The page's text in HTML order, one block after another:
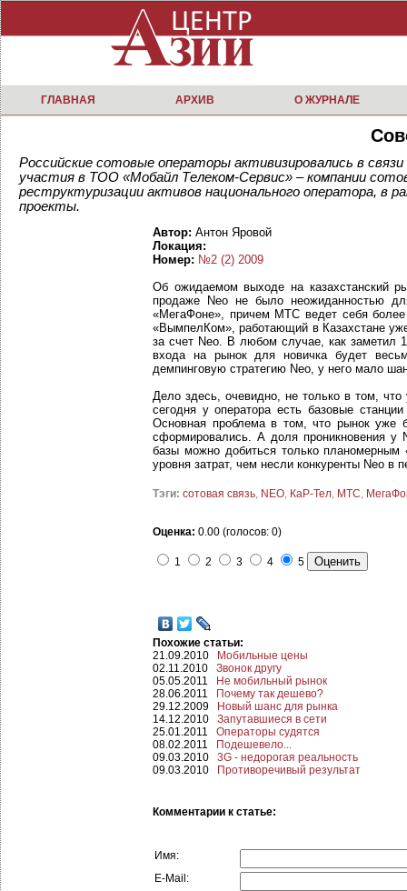
ГЛАВНАЯ АРХИВ О ЖУРНАЛЕ
Российские сотовые операторы активизировались в
участия в ТОО «Мобайл Телеком-Сервис» – компании
реструктуризации активов национального оператора, в
проекты.
Автор: Антон Яровой
Локация:
Номер: №2 (2) 2009
Об ожидаемом выходе на казахстанский
продаже Neo не было неожиданностью
«МегаФоне», причем МТС ведет себя более
«ВымпелКом», работающий в Казахстане
за счет Neo. В любом случае, как заметил
входа на рынок для новичка будет
демпинговую стратегию Neo, у него мало
Дело здесь, очевидно, не только в том, что
сегодня у оператора есть базовые
Основная проблема в том, что рынок уже
сформировались. А доля проникновения у
базы можно добиться только планомерным
уровня затрат, чем несли конкуренты Neo в
Тэги: сотовая связь, NEO, КаР-Тел, МТС,
Оценка: 0.00 (голосов: 0)
1 2 3 4 5
Похожие статьи:
21.09.2010
Мобильные цены
02.11.2010 Звонок другу
05.05.2011
Не мобильный рынок
28.06.2011
Почему так дешево?
29.12.2009
Новый шанс для рынка
14.12.2010 Запутавшиеся в сети
25.01.2011 Операторы судятся
08.02.2011
Подешевело...
09.03.2010 3G - недорогая реальность
09.03.2010
Противоречивый результат
Комментарии к статье:
Имя:
E-Mail: